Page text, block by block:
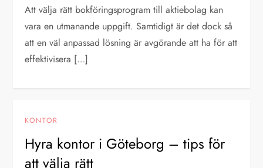
Att välja rätt bokföringsprogram till aktiebolag kan
vara en utmanande uppgift. Samtidigt är det dock så
att en väl anpassad lösning är avgörande att ha för att
effektivisera […]
KONTOR
Hyra kontor i Göteborg – tips för
att välja rätt